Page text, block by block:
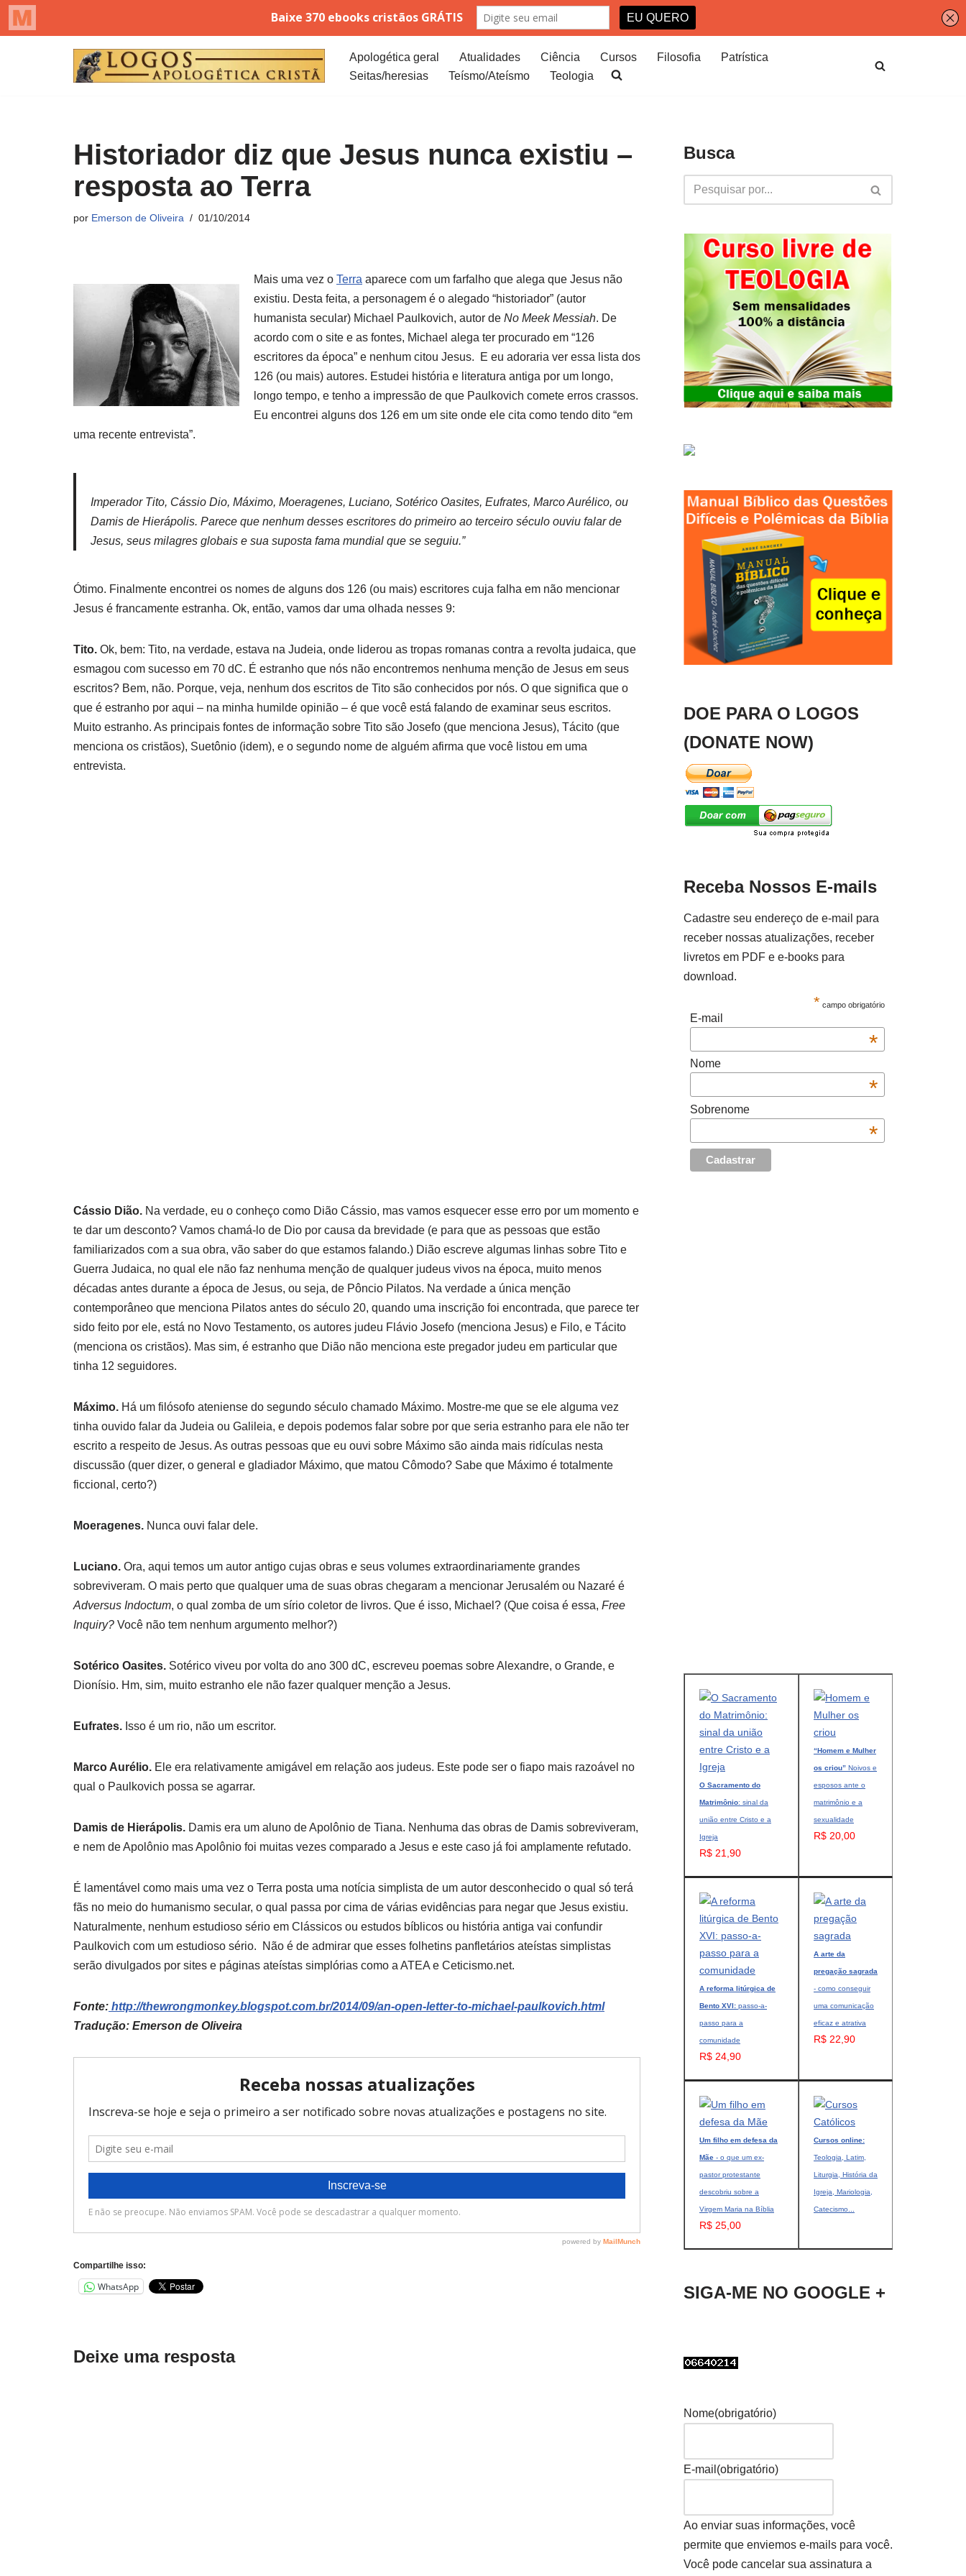
Apologética geral Atualidades Ciência Cursos Filosofia
Patrística
Seitas/heresias
Teísmo/Ateísmo Teologia
Historiador diz que Jesus nunca existiu –
resposta ao Terra
por Emerson de Oliveira 01/10/2014
Mais uma vez o Terra aparece com um farfalho que alega que Jesus não
existiu. Desta feita, a personagem é o alegado “historiador” (autor
humanista secular) Michael Paulkovich, autor de No Meek Messiah. De
acordo com o site e as fontes, Michael alega ter procurado em “126
escritores da época” e nenhum citou Jesus.
E eu adoraria ver essa lista dos
126 (ou mais) autores. Estudei história e literatura antiga por um longo,
longo tempo, e tenho a impressão de que Paulkovich comete erros crassos.
Eu encontrei alguns dos 126 em um site onde ele cita como tendo dito “em
uma recente entrevista”.
Imperador Tito, Cássio Dio, Máximo, Moeragenes, Luciano, Sotérico Oasites, Eufrates, Marco Aurélico, ou
Damis de Hierápolis. Parece que nenhum desses escritores do primeiro ao terceiro século ouviu falar de
Jesus, seus milagres globais e sua suposta fama mundial que se seguiu.”
Ótimo. Finalmente encontrei os nomes de alguns dos 126 (ou mais) escritores cuja falha em não mencionar
Jesus é francamente estranha. Ok, então, vamos dar uma olhada nesses 9:
Tito. Ok, bem: Tito, na verdade, estava na Judeia, onde liderou as tropas romanas contra a revolta judaica, que
esmagou com sucesso em 70 dC. É estranho que nós não encontremos nenhuma menção de Jesus em seus
escritos? Bem, não. Porque, veja, nenhum dos escritos de Tito são conhecidos por nós. O que significa que o
que é estranho por aqui – na minha humilde opinião – é que você está falando de examinar seus escritos.
Muito estranho. As principais fontes de informação sobre Tito são Josefo (que menciona Jesus), Tácito (que
menciona os cristãos), Suetônio (idem), e o segundo nome de alguém afirma que você listou em uma
entrevista.
Cássio Dião. Na verdade, eu o conheço como Dião Cássio, mas vamos esquecer esse erro por um momento e
te dar um desconto? Vamos chamá-lo de Dio por causa da brevidade (e para que as pessoas que estão
familiarizados com a sua obra, vão saber do que estamos falando.) Dião escreve algumas linhas sobre Tito e
Guerra Judaica, no qual ele não faz nenhuma menção de qualquer judeus vivos na época, muito menos
décadas antes durante a época de Jesus, ou seja, de Pôncio Pilatos. Na verdade a única menção
contemporâneo que menciona Pilatos antes do século 20, quando uma inscrição foi encontrada, que parece ter
sido feito por ele, está no Novo Testamento, os autores judeu Flávio Josefo (menciona Jesus) e Filo, e Tácito
(menciona os cristãos). Mas sim, é estranho que Dião não menciona este pregador judeu em particular que
tinha 12 seguidores.
Máximo. Há um filósofo ateniense do segundo século chamado Máximo. Mostre-me que se ele alguma vez
tinha ouvido falar da Judeia ou Galileia, e depois podemos falar sobre por que seria estranho para ele não ter
escrito a respeito de Jesus. As outras pessoas que eu ouvi sobre Máximo são ainda mais ridículas nesta
discussão (quer dizer, o general e gladiador Máximo, que matou Cômodo? Sabe que Máximo é totalmente
ficcional, certo?)
Moeragenes. Nunca ouvi falar dele.
Luciano. Ora, aqui temos um autor antigo cujas obras e seus volumes extraordinariamente grandes
sobreviveram. O mais perto que qualquer uma de suas obras chegaram a mencionar Jerusalém ou Nazaré é
Adversus Indoctum, o qual zomba de um sírio coletor de livros. Que é isso, Michael? (Que coisa é essa, Free
Inquiry? Você não tem nenhum argumento melhor?)
Sotérico Oasites. Sotérico viveu por volta do ano 300 dC, escreveu poemas sobre Alexandre, o Grande, e
Dionísio. Hm, sim, muito estranho ele não fazer qualquer menção a Jesus.
Eufrates. Isso é um rio, não um escritor.
Marco Aurélio. Ele era relativamente amigável em relação aos judeus. Este pode ser o fiapo mais razoável no
qual o Paulkovich possa se agarrar.
Damis de Hierápolis. Damis era um aluno de Apolônio de Tiana. Nenhuma das obras de Damis sobreviveram,
e nem de Apolônio mas Apolônio foi muitas vezes comparado a Jesus e este caso já foi amplamente refutado.
É lamentável como mais uma vez o Terra posta uma notícia simplista de um autor desconhecido o qual só terá
fãs no meio do humanismo secular, o qual passa por cima de várias evidências para negar que Jesus existiu.
Naturalmente, nenhum estudioso sério em Clássicos ou estudos bíblicos ou história antiga vai confundir
Paulkovich com um estudioso sério. Não é de admirar que esses folhetins panfletários ateístas simplistas
serão divulgados por sites e páginas ateístas simplórias como a ATEA e Ceticismo.net.
Fonte: http://thewrongmonkey.blogspot.com.br/2014/09/an-open-letter-to-michael-paulkovich.html
Tradução: Emerson de Oliveira
Compartilhe isso:
WhatsApp
Deixe uma resposta
Busca
DOE PARA O LOGOS
(DONATE NOW)
Receba Nossos E-mails
Cadastre seu endereço de e-mail para
receber nossas atualizações, receber
livretos em PDF e e-books para
download.
* campo obrigatório
E-mail
*
Nome
*
Sobrenome
*
O Sacramento do
Matrimônio: sinal da
união entre Cristo e a
Igreja
R$ 21,90
“Homem e Mulher
os criou” Noivos e
esposos ante o
matrimônio e a
sexualidade
R$ 20,00
A reforma litúrgica de
Bento XVI: passo-a-
passo para a
comunidade
R$ 24,90
A arte da
pregação sagrada
- como conseguir
uma comunicação
eficaz e atrativa
R$ 22,90
Um filho em defesa da
Mãe - o que um ex-
pastor protestante
descobriu sobre a
Virgem Maria na Bíblia
R$ 25,00
Cursos online:
Teologia, Latim,
Liturgia, História da
Igreja, Mariologia,
Catecismo...
SIGA-ME NO GOOGLE +
Nome(obrigatório)
E-mail (obrigatório)
Ao enviar suas informações, você
permite que enviemos e-mails para você.
Você pode cancelar sua assinatura a